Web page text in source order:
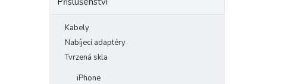
Kabely
Nabíjecí adaptéry
Tvrzená skla
iPhone